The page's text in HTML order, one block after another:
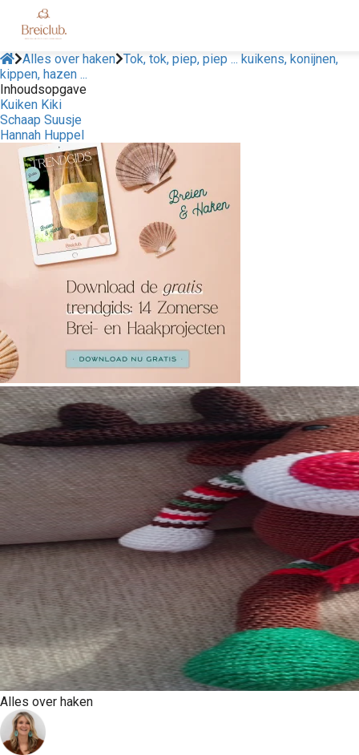
Alles over haken Tok, tok, piep, piep ... kuikens, konijnen,
kippen, hazen ...
Inhoudsopgave
Kuiken Kiki
Schaap Suusje
Hannah Huppel
Alles over haken